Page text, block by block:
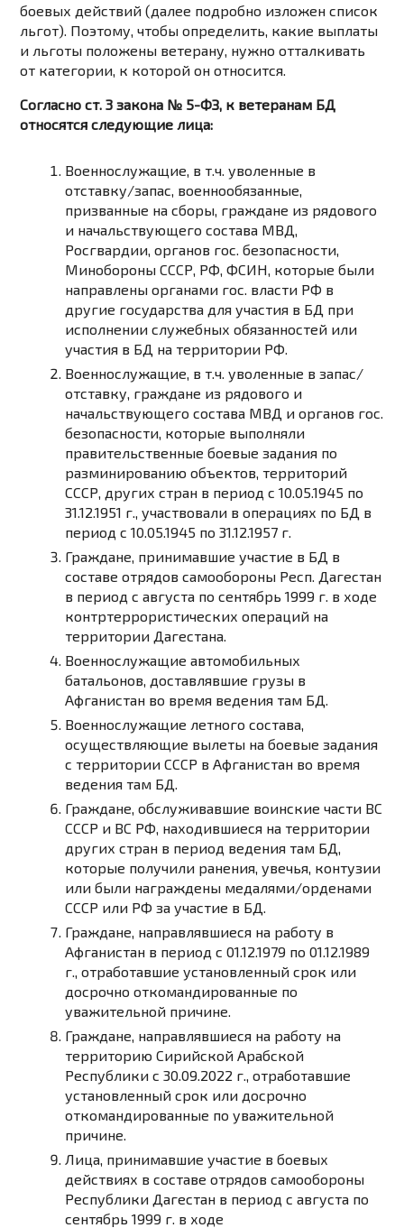
боевых действий (далее подробно изложен список
льгот). Поэтому, чтобы определить, какие выплаты
и льготы положены ветерану, нужно отталкивать
от категории, к которой он относится.
Согласно ст. 3 закона № 5-ФЗ, к ветеранам БД
относятся следующие лица:
Военнослужащие, в т.ч. уволенные в
отставку/запас, военнообязанные,
призванные на сборы, граждане из рядового
и начальствующего состава МВД,
Росгвардии, органов гос. безопасности,
Минобороны СССР, РФ, ФСИН, которые были
направлены органами гос. власти РФ в
другие государства для участия в БД при
исполнении служебных обязанностей или
участия в БД на территории РФ.
Военнослужащие, в т.ч. уволенные в запас/
отставку, граждане из рядового и
начальствующего состава МВД и органов гос.
безопасности, которые выполняли
правительственные боевые задания по
разминированию объектов, территорий
СССР, других стран в период с 10.05.1945 по
31.12.1951 г., участвовали в операциях по БД в
период с 10.05.1945 по 31.12.1957 г.
Граждане, принимавшие участие в БД в
составе отрядов самообороны Респ. Дагестан
в период с августа по сентябрь 1999 г. в ходе
контртеррористических операций на
территории Дагестана.
Военнослужащие автомобильных
батальонов, доставлявшие грузы в
Афганистан во время ведения там БД.
Военнослужащие летного состава,
осуществляющие вылеты на боевые задания
с территории СССР в Афганистан во время
ведения там БД.
Граждане, обслуживавшие воинские части ВС
СССР и ВС РФ, находившиеся на территории
других стран в период ведения там БД,
которые получили ранения, увечья, контузии
или были награждены медалями/орденами
СССР или РФ за участие в БД.
Граждане, направлявшиеся на работу в
Афганистан в период с 01.12.1979 по 01.12.1989
г., отработавшие установленный срок или
досрочно откомандированные по
уважительной причине.
Граждане, направлявшиеся на работу на
территорию Сирийской Арабской
Республики с 30.09.2022 г., отработавшие
установленный срок или досрочно
откомандированные по уважительной
причине.
Лица, принимавшие участие в боевых
действиях в составе отрядов самообороны
Республики Дагестан в период с августа по
сентябрь 1999 г. в ходе